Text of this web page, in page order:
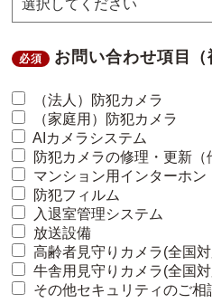
必須 お問い合わせ項目（
（法人）防犯カメラ
（家庭用）防犯カメラ
AIカメラシステム
防犯カメラの修理・更新（
マンション用インターホン
防犯フィルム
入退室管理システム
放送設備
高齢者見守りカメラ(全国
牛舎用見守りカメラ(全国
その他セキュリティのご相